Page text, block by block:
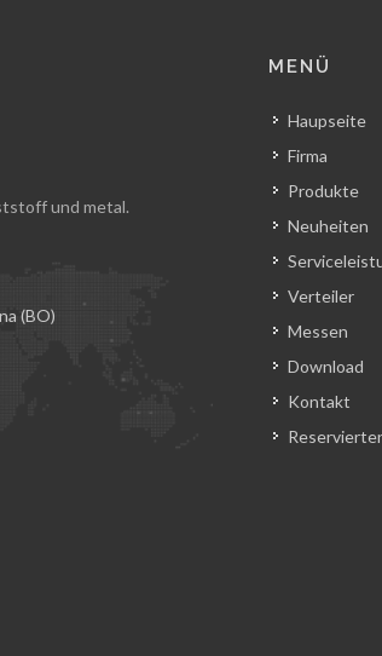
und metal.
(BO)
MENÜ
Haupseite
Firma
Produkte
Neuheiten
Verteiler
Messen
Download
Kontakt